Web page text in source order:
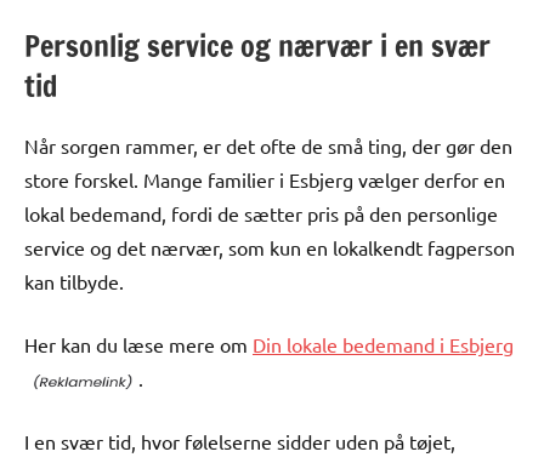
Personlig service og nærvær i en svær
tid
Når sorgen rammer, er det ofte de små ting, der gør den
store forskel. Mange familier i Esbjerg vælger derfor en
lokal bedemand, fordi de sætter pris på den personlige
service og det nærvær, som kun en lokalkendt fagperson
kan tilbyde.
Her kan du læse mere om Din lokale bedemand i Esbjerg
I en svær tid, hvor følelserne sidder uden på tøjet,